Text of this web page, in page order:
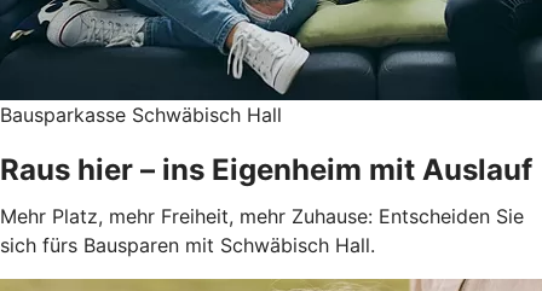
Bausparkasse Schwäbisch Hall
Raus hier – ins Eigenheim mit Auslauf
Mehr Platz, mehr Freiheit, mehr Zuhause: Entscheiden Sie
sich fürs Bausparen mit Schwäbisch Hall.